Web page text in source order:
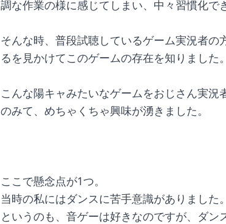
調な作業の様に感じてしまい、中々習慣化で
そんな時、普段試聴しているゲーム実況者の
るを見かけてこのゲームの存在を知りました。
こんな陽キャみたいなゲームをおじさん実況
のみて、めちゃくちゃ興味が湧きました。
ここで懸念点が1つ。
当時の私にはダンスに苦手意識がありました。
というのも、音ゲーは好きなのですが、ダン